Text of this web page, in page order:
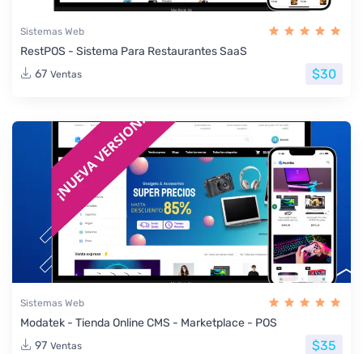
Sistemas Web
RestPOS - Sistema Para Restaurantes SaaS
67 Ventas $30
Sistemas Web
Modatek - Tienda Online CMS - Marketplace - POS
97 Ventas $35